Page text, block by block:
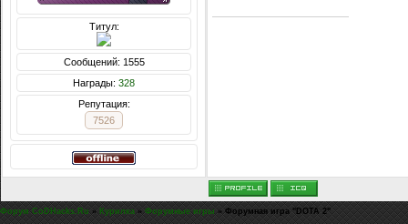
Титул:
Сообщений: 1555
Награды: 328
Репутация:
7526
Форум CoDHacks.Ru » Курилка » Форумные игры » Форумная игра "DOTA 2"